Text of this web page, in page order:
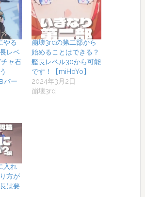
やる
レベ
ャ石
バー
崩壊3rdの第二部から
始めることはできる？
艦長レベル30から可能
です！【miHoYo】
2024年3月2日
崩壊3rd
入れ
方が
は要